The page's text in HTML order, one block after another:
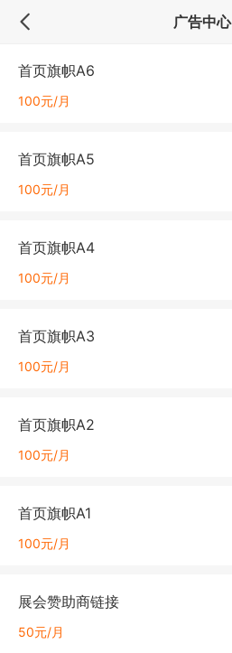
广告中心
首页旗帜A6
100元/月
首页旗帜A5
100元/月
首页旗帜A4
100元/月
首页旗帜A3
100元/月
首页旗帜A2
100元/月
首页旗帜A1
100元/月
展会赞助商链接
50元/月